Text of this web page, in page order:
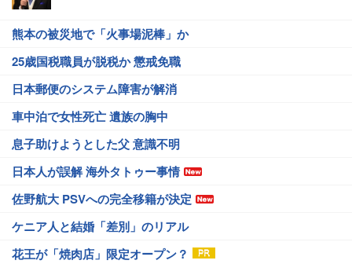
熊本の被災地で「火事場泥棒」か
25歳国税職員が脱税か 懲戒免職
日本郵便のシステム障害が解消
車中泊で女性死亡 遺族の胸中
息子助けようとした父 意識不明
日本人が誤解 海外タトゥー事情
佐野航大 PSVへの完全移籍が決定
ケニア人と結婚「差別」のリアル
花王が「焼肉店」限定オープン？